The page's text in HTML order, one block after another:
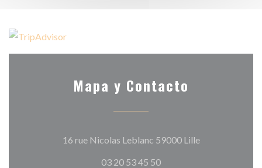
Mapa y Contacto
16 rue Nicolas Leblanc 59000 Lille((abre en una
03 20 53 45 50